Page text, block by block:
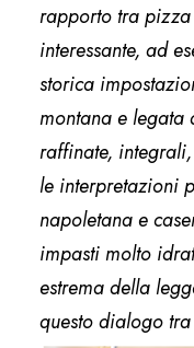
rapporto tra
interessante, ad
storica
montana e legata
raffinate,
le interpretazioni
napoletana e
impasti molto
estrema della
questo dialogo